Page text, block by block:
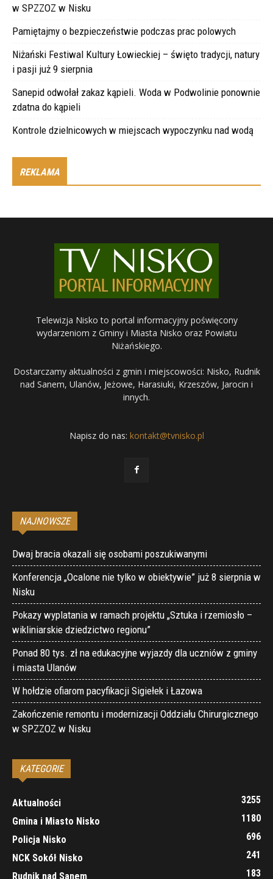
w SPZZOZ w Nisku
Pamiętajmy o bezpieczeństwie podczas prac polowych
Niżański Festiwal Kultury Łowieckiej – święto tradycji, natury
i pasji już 9 sierpnia
Sanepid odwołał zakaz kąpieli. Woda w Podwolinie ponownie
zdatna do kąpieli
Kontrole dzielnicowych w miejscach wypoczynku nad wodą
REKLAMA
Telewizja Nisko to portal informacyjny poświęcony
wydarzeniom z Gminy i Miasta Nisko oraz Powiatu
Niżańskiego.
Dostarczamy aktualności z gmin i miejscowości: Nisko, Rudnik
nad Sanem, Ulanów, Jeżowe, Harasiuki, Krzeszów, Jarocin i
innych.
Napisz do nas: kontakt@tvnisko.pl
NAJNOWSZE
Dwaj bracia okazali się osobami poszukiwanymi
Konferencja „Ocalone nie tylko w obiektywie” już 8 sierpnia w
Nisku
Pokazy wyplatania w ramach projektu „Sztuka i rzemiosło –
wikliniarskie dziedzictwo regionu”
Ponad 80 tys. zł na edukacyjne wyjazdy dla uczniów z gminy
i miasta Ulanów
W hołdzie ofiarom pacyfikacji Sigiełek i Łazowa
Zakończenie remontu i modernizacji Oddziału Chirurgicznego
w SPZZOZ w Nisku
KATEGORIE
Aktualności
3255
Gmina i Miasto Nisko
1180
Policja Nisko
696
NCK Sokół Nisko
241
Rudnik nad Sanem
183